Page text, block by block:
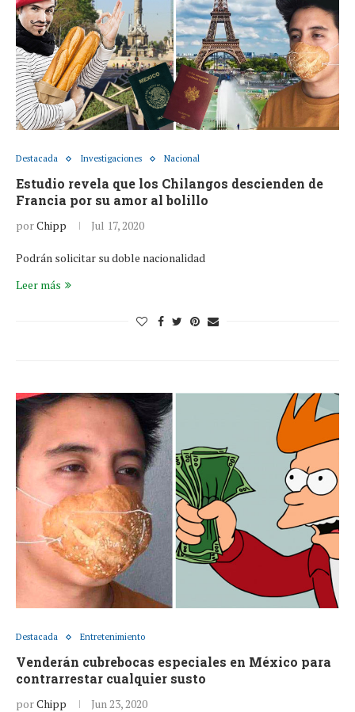
Destacada Investigaciones Nacional
Estudio revela que los Chilangos descienden de
Francia por su amor al bolillo
porChipp Jul 17, 2020
Podrán solicitar su doble nacionalidad
Leer más
Destacada Entretenimiento
Venderán cubrebocas especiales en México para
contrarrestar cualquier susto
porChipp Jun 23, 2020